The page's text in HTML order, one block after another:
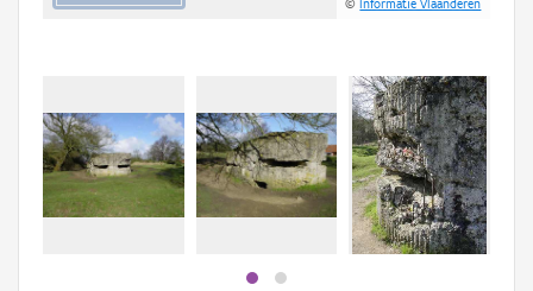
©Informatie Vlaanderen